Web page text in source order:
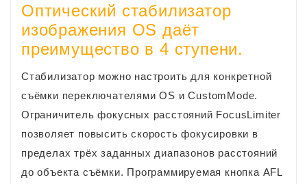
Оптический стабилизатор
изображения OS даёт
преимущество в 4 ступени.
Стабилизатор можно настроить для конкретной
съёмки переключателями OS и CustomMode.
Ограничитель фокусных расстояний FocusLimiter
позволяет повысить скорость фокусировки в
пределах трёх заданных диапазонов расстояний
до объекта съёмки. Программируемая кнопка AFL